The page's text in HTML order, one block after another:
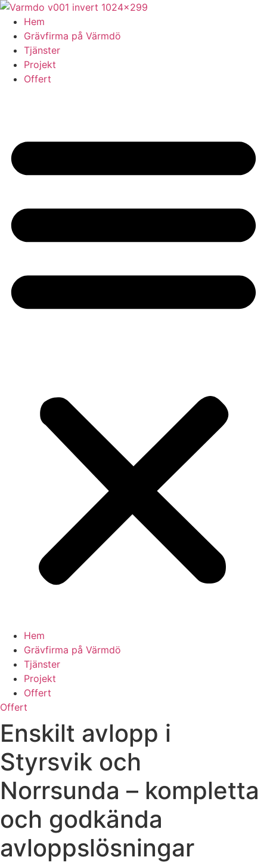
Skip
content
Hem
Grävfirma på Värmdö
Tjänster
Projekt
Offert
Hem
Grävfirma på Värmdö
Tjänster
Projekt
Offert
Offert
Enskilt avlopp i
Styrsvik och
Norrsunda – kompletta
och godkända
avloppslösningar